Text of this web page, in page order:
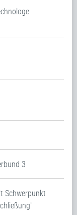
3
Schwerpunkt